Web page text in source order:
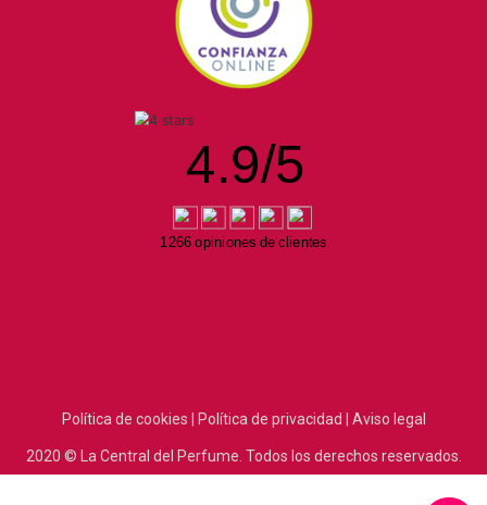
4.9/5
1266 opiniones de clientes
Política de cookies | Política de privacidad | Aviso legal
2020 © La Central del Perfume. Todos los derechos reservados.